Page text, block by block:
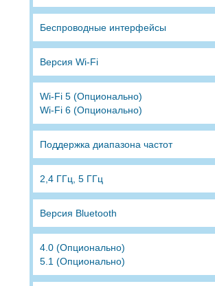
Беспроводные интерфейсы
Версия Wi-Fi
Wi-Fi 5 (Опционально)
Wi-Fi 6 (Опционально)
Поддержка диапазона частот
2,4 ГГц, 5 ГГц
Версия Bluetooth
4.0 (Опционально)
5.1 (Опционально)